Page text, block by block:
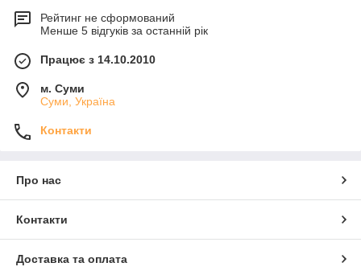
Рейтинг не сформований
Менше 5 відгуків за останній рік
Працює з 14.10.2010
м. Суми
Суми, Україна
Контакти
Про нас
Контакти
Доставка та оплата